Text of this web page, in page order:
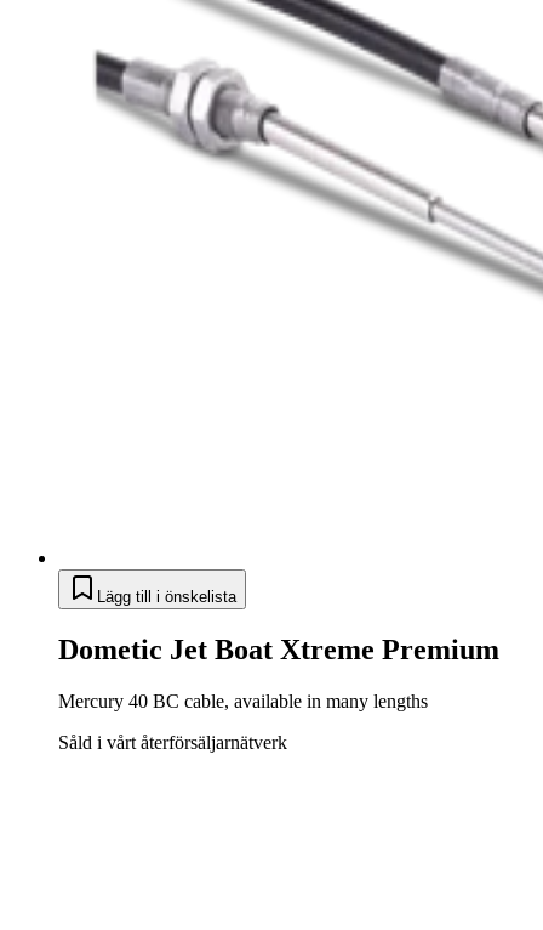
Lägg till i önskelista
Dometic Jet Boat Xtreme Premium
Mercury 40 BC cable, available in many lengths
Såld i vårt återförsäljarnätverk